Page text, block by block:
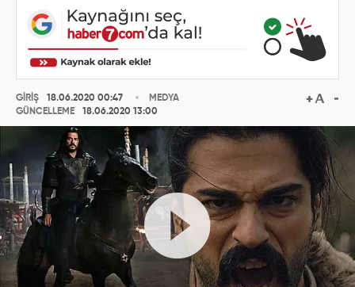
GİRİŞ
18.06.2020 00:47
GÜNCELLEME
18.06.2020 13:00
MEDYA